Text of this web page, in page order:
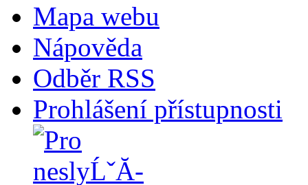
Mapa webu
Nápověda
Odběr RSS
Prohlášení přístupnosti